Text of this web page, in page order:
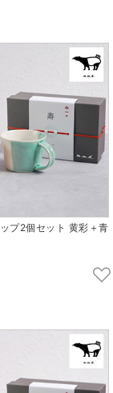
プ2個セット 黄彩＋青